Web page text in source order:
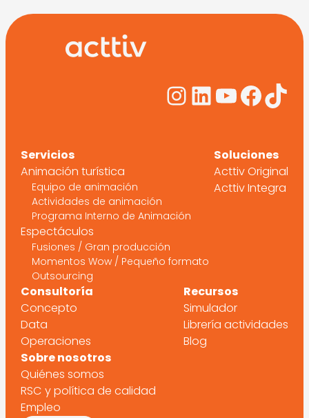
Instagram
LinkedIn
Servicios
Animación turística
Equipo de animación
Actividades de animación
Programa Interno de Animación
Espectáculos
Fusiones / Gran producción
Momentos Wow / Pequeño formato
Outsourcing
Soluciones
Acttiv Original
Acttiv Integra
Consultoría
Concepto
Data
Operaciones
Recursos
Simulador
Librería actividades
Blog
Sobre nosotros
Quiénes somos
RSC y política de calidad
Empleo